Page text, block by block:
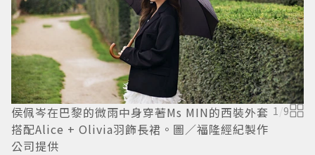
侯佩岑在巴黎的微雨中身穿著Ms MIN的西裝外套
搭配Alice + Olivia羽飾長裙。圖／福隆經紀製作
公司提供
1 /9